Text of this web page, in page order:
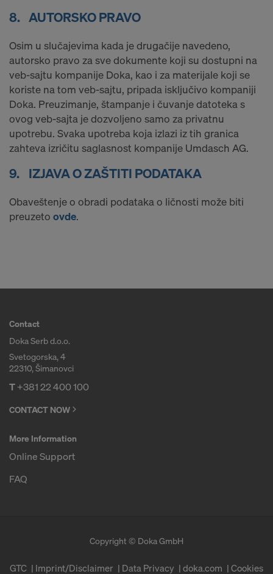
8. AUTORSKO PRAVO
Osim u slučajevima kada je drugačije navedeno,
autorsko pravo za sve dokumente koji su dostupni na
veb-sajtu kompanije Doka, kao i za materijale koji se
koriste na tom veb-sajtu, pripada isključivo kompaniji
Doka. Preuzimanje, štampanje i čuvanje datoteka s
ovog veb-sajta je dozvoljeno samo za privatnu
upotrebu. Svaka upotreba koja izlazi iz tih granica
zahteva izričitu saglasnost kompanije Umdasch AG.
9. IZJAVA O ZAŠTITI PODATAKA
Obaveštenje o obradi podataka o ličnosti može biti
preuzeto ovde.
Contact
Doka Serb d.o.o.
Svetogorska, 4
22310, Šimanovci
T+381 22 400 100
CONTACT NOW
More Information
Online Support
FAQ
Copyright © Doka GmbH
GTC Imprint/Disclaimer Data Privacy doka.com Cookies